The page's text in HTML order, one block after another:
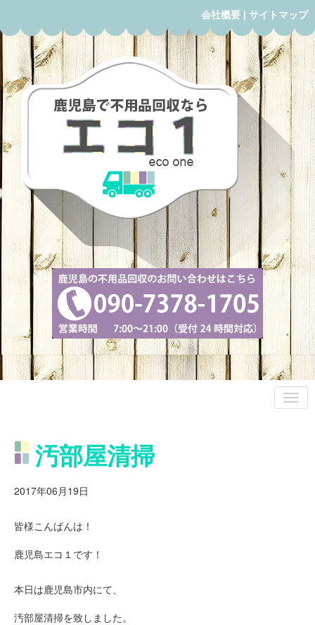
会社概要 | サイトマップ
汚部屋清掃
2017年06月19日
皆様こんばんは！
鹿児島エコ１です！
本日は鹿児島市内にて、
汚部屋清掃を致しました。